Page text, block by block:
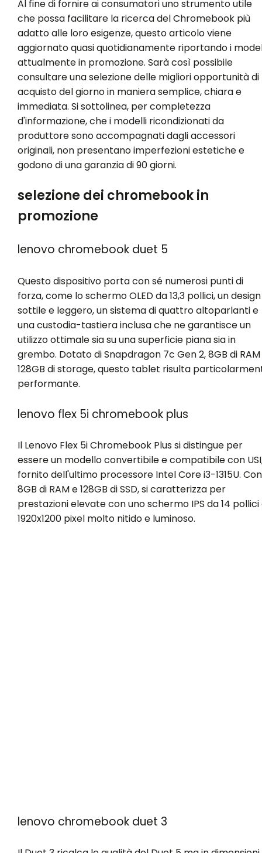
Al fine di fornire ai consumatori uno strumento utile
che possa facilitare la ricerca del Chromebook più
adatto alle loro esigenze, questo articolo viene
aggiornato quasi quotidianamente riportando i
attualmente in promozione. Sarà così possibile
consultare una selezione delle migliori opportunità di
acquisto del giorno in maniera semplice, chiara e
immediata. Si sottolinea, per completezza
d'informazione, che i modelli ricondizionati da
produttore sono accompagnati dagli accessori
originali, non presentano imperfezioni estetiche e
godono di una garanzia di 90 giorni.
selezione dei chromebook in
promozione
lenovo chromebook duet 5
Questo dispositivo porta con sé numerosi punti di
forza, come lo schermo OLED da 13,3 pollici, un design
sottile e leggero, un sistema di quattro altoparlanti e
una custodia-tastiera inclusa che ne garantisce un
utilizzo ottimale sia su una superficie piana sia in
grembo. Dotato di Snapdragon 7c Gen 2, 8GB di
128GB di storage, questo tablet risulta
performante.
lenovo flex 5i chromebook plus
Il Lenovo Flex 5i Chromebook Plus si distingue per
essere un modello convertibile e compatibile con
fornito dell'ultimo processore Intel Core i3-1315U. Con
8GB di RAM e 128GB di SSD, si caratterizza per
prestazioni elevate con uno schermo IPS da 14 pollici
1920x1200 pixel molto nitido e luminoso.
lenovo chromebook duet 3